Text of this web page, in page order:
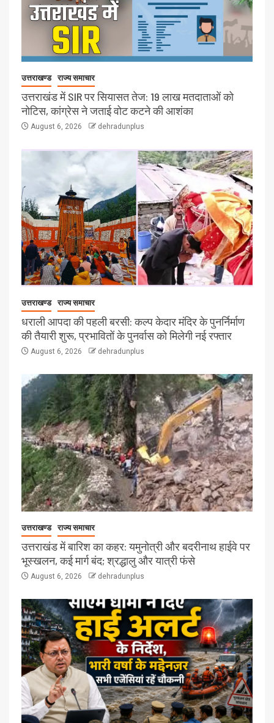
उत्तराखण्ड राज्य समाचार
उत्तराखंड में SIR पर सियासत तेज: 19 लाख मतदाताओं को
नोटिस, कांग्रेस ने जताई वोट कटने की आशंका
August 6, 2026 dehradunplus
उत्तराखण्ड राज्य समाचार
धराली आपदा की पहली बरसी: कल्प केदार मंदिर के पुनर्निर्माण
की तैयारी शुरू, प्रभावितों के पुनर्वास को मिलेगी नई रफ्तार
August 6, 2026 dehradunplus
उत्तराखण्ड राज्य समाचार
उत्तराखंड में बारिश का कहर: यमुनोत्री और बदरीनाथ हाईवे पर
भूस्खलन, कई मार्ग बंद; श्रद्धालु और यात्री फंसे
August 6, 2026 dehradunplus